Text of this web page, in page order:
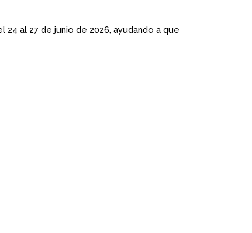
al 27 de junio de 2026, ayudando a que